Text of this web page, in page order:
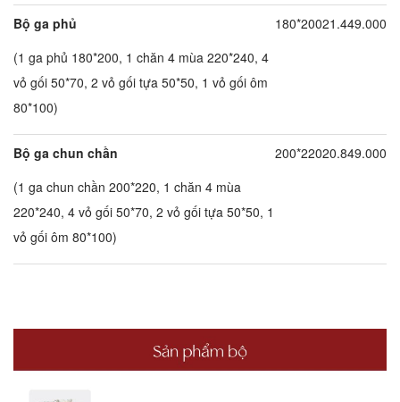
Bộ ga phủ
(1 ga phủ 180*200, 1 chăn 4 mùa 220*240, 4
vỏ gối 50*70, 2 vỏ gối tựa 50*50, 1 vỏ gối ôm
80*100)
180*20021.449.000
Bộ ga chun chần
(1 ga chun chần 200*220, 1 chăn 4 mùa
220*240, 4 vỏ gối 50*70, 2 vỏ gối tựa 50*50, 1
vỏ gối ôm 80*100)
200*22020.849.000